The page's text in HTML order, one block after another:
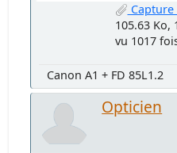
Capture
105.63 Ko,
vu 1017
Canon A1 + FD 85L1.2
Opticien